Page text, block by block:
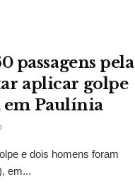
passagens pela
aplicar golpe
em Paulínia
e dois homens foram
em...